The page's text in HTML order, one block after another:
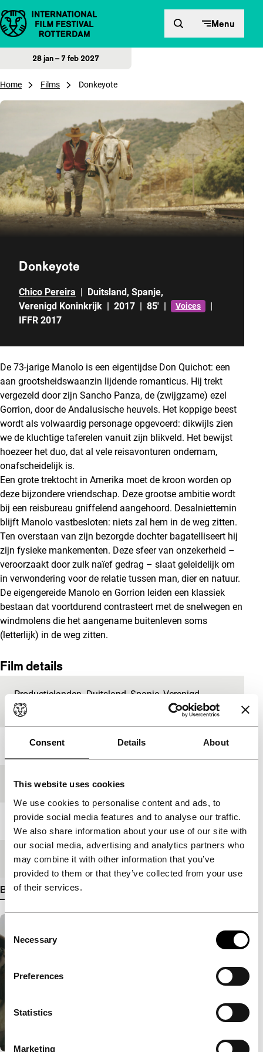
Consent Details About
This website uses cookies
We use cookies to personalise content and ads, to
provide social media features and to analyse our traffic.
We also share information about your use of our site with
our social media, advertising and analytics partners who
may combine it with other information that you’ve
provided to them or that they’ve collected from your use
of their services.
Selection
Necessary
Preferences
Statistics
Marketing
Direct naar inhoud Menu
28 jan – 7 feb 2027
Home Films Donkeyote
Donkeyote
Chico Pereira | Duitsland, Spanje,
Verenigd Koninkrijk | 2017 | 85' | Voices
|
IFFR 2017
De 73-jarige Manolo is een eigentijdse Don Quichot: een
aan grootsheidswaanzin lijdende romanticus. Hij trekt
vergezeld door zijn Sancho Panza, de (zwijgzame) ezel
Gorrion, door de Andalusische heuvels. Het koppige beest
wordt als volwaardig personage opgevoerd: dikwijls zien
we de kluchtige taferelen vanuit zijn blikveld. Het bewijst
hoezeer het duo, dat al vele reisavonturen ondernam,
onafscheidelijk is.
Een grote trektocht in Amerika moet de kroon worden op
deze bijzondere vriendschap. Deze grootse ambitie wordt
bij een reisbureau gniffelend aangehoord. Desalniettemin
blijft Manolo vastbesloten: niets zal hem in de weg zitten.
Ten overstaan van zijn bezorgde dochter bagatelliseert hij
zijn fysieke mankementen. Deze sfeer van onzekerheid –
veroorzaakt door zulk naïef gedrag – slaat geleidelijk om
in verwondering voor de relatie tussen man, dier en natuur.
De eigengereide Manolo en Gorrion leiden een klassiek
bestaan dat voortdurend contrasteert met de snelwegen en
windmolens die het aangename buitenleven soms
(letterlijk) in de weg zitten.
Film details
Productielanden Duitsland,Spanje,Verenigd
Jaar
Festivaleditie IFFR 2017
Lengte 85'
Medium/FormaatDCP
Bekijk meer details